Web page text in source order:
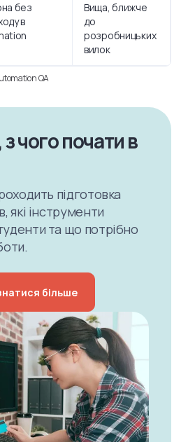
без
в
Вища, ближче
до
розробницьких
вилок
QA
чого почати в
підготовка
які інструменти
та що потрібно
більше